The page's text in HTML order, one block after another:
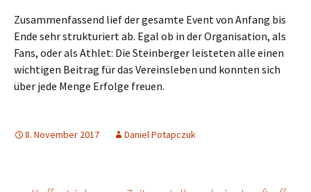
Zusammenfassend lief der gesamte Event von Anfang bis
Ende sehr strukturiert ab. Egal ob in der Organisation, als
Fans, oder als Athlet: Die Steinberger leisteten alle einen
wichtigen Beitrag für das Vereinsleben und konnten sich
über jede Menge Erfolge freuen.
8. November 2017 Daniel Potapczuk